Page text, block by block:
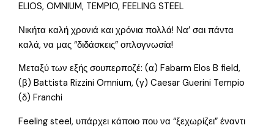
ELIOS, OMNIUM, TEMPIO, FEELING STEEL
Νικήτα καλή χρονιά και χρόνια πολλά! Να’ σαι πάντα
καλά, να μας “διδάσκεις” οπλογνωσία!
Μεταξύ των εξής σουπερποζέ: (α) Fabarm Elos B field,
(β) Battista Rizzini Omnium, (γ) Caesar Guerini Tempio
(δ) Franchi
Feeling steel, υπάρχει κάποιο που να “ξεχωρίζει” έναντι